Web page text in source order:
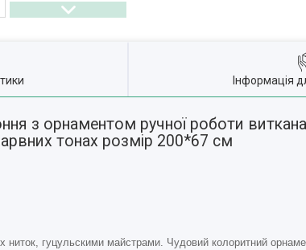
Інформація
з орнаментом ручної роботи
тонах розмір 200*67 см
ниток, гуцульскими майстрами. Чудовий колоритний